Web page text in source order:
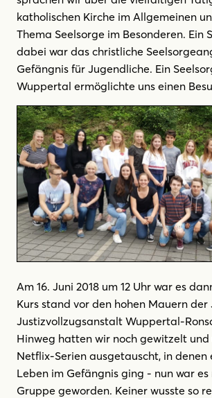
katholischen Kirche im Allgemeinen
Thema Seelsorge im Besonderen. Ein
dabei war das christliche
Gefängnis für Jugendliche. Ein
Wuppertal ermöglichte uns einen
Am 16. Juni 2018 um 12 Uhr war es
Kurs stand vor den hohen Mauern der
Justizvollzugsanstalt Wuppertal-
Hinweg hatten wir noch gewitzelt und
Netflix-Serien ausgetauscht, in denen
Leben im Gefängnis ging - nun war
Gruppe geworden. Keiner wusste so